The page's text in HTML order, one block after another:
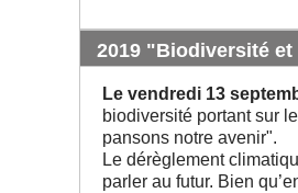
2019 "Biodiversité
Le vendredi 13
biodiversité portant sur
pansons notre avenir".
Le dérèglement
parler au futur. Bien